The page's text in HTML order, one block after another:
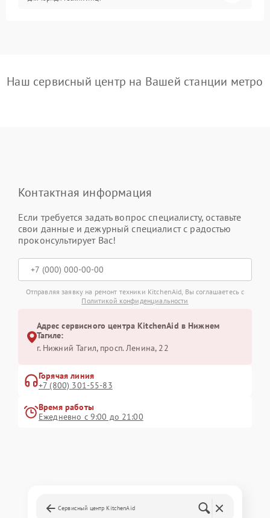
Наш сервисный центр на Вашей станции метро
Контактная информация
Если требуется задать вопрос специалисту, оставьте
свои данные и дежурный специалист с радостью
проконсультирует Вас!
Отправляя заявку на ремонт техники KitchenAid, Вы соглашаетесь с
Политикой конфиденциальности
Адрес сервисного центра KitchenAid в Нижнем
Тагиле:
г. Нижний Тагил, просп. Ленина, 22
Горячая линия
+7 (800) 301-55-83
Время работы
Ежедневно с 9:00 до 21:00
Сервисный центр KitchenAid